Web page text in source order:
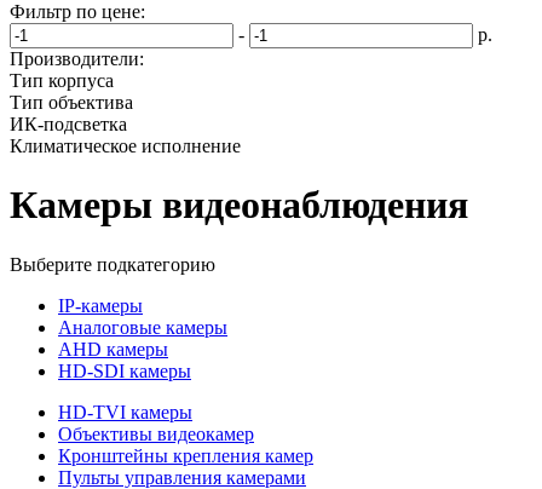
Фильтр по цене:
-
р.
Производители:
Тип корпуса
Тип объектива
ИК-подсветка
Климатическое исполнение
Камеры видеонаблюдения
Выберите подкатегорию
IP-камеры
Аналоговые камеры
AHD камеры
HD-SDI камеры
HD-TVI камеры
Объективы видеокамер
Кронштейны крепления камер
Пульты управления камерами